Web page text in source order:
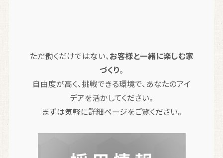
ただ働くだけではない、 お客様と一緒に楽しむ家
づくり。
自由度が高く、挑戦できる環境で、あなたのアイ
デアを活かしてください。
まずは気軽に詳細ページをご覧ください。